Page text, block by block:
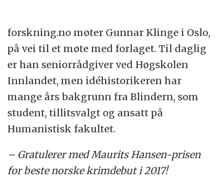
forskning.no møter Gunnar Klinge i Oslo,
på vei til et møte med forlaget. Til daglig
er han seniorrådgiver ved Høgskolen
Innlandet, men idéhistorikeren har
mange års bakgrunn fra Blindern, som
student, tillitsvalgt og ansatt på
Humanistisk fakultet.
– Gratulerer med Maurits Hansen-prisen
for beste norske krimdebut i 2017!